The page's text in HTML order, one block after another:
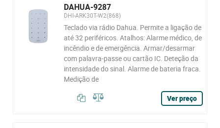
DAHUA-9287
DHI-ARK30T-W2(868)
Teclado via rádio Dahua. Permite a ligação de
até 32 periféricos. Atalhos: Alarme médico, de
incêndio e de emergência. Armar/desarmar
com palavra-passe ou cartão IC. Deteção da
intensidade do sinal. Alarme de bateria fraca.
Medição de
Ver preço